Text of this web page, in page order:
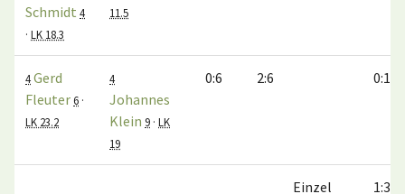
Schmidt 4
· LK 18.3
11.5
4Gerd
Fleuter6 ·
LK 23.2
4
Johannes
Klein 9 · LK
19
0:6 2:6 0:1
Einzel 1:3